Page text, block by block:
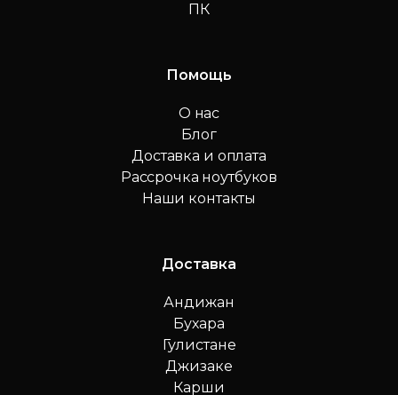
ПК
Помощь
О нас
Блог
Доставка и оплата
Рассрочка ноутбуков
Наши контакты
Доставка
Андижан
Бухара
Гулистане
Джизаке
Карши